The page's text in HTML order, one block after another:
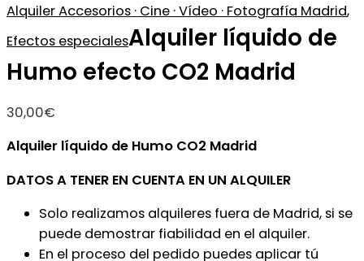
Alquiler Accesorios · Cine · Vídeo · Fotografía Madrid,
Efectos especialesAlquiler líquido de
Humo efecto CO2 Madrid
30,00€
Alquiler líquido de Humo CO2 Madrid
DATOS A TENER EN CUENTA EN UN ALQUILER
Solo realizamos alquileres fuera de Madrid, si se
puede demostrar fiabilidad en el alquiler.
En el proceso del pedido puedes aplicar tú